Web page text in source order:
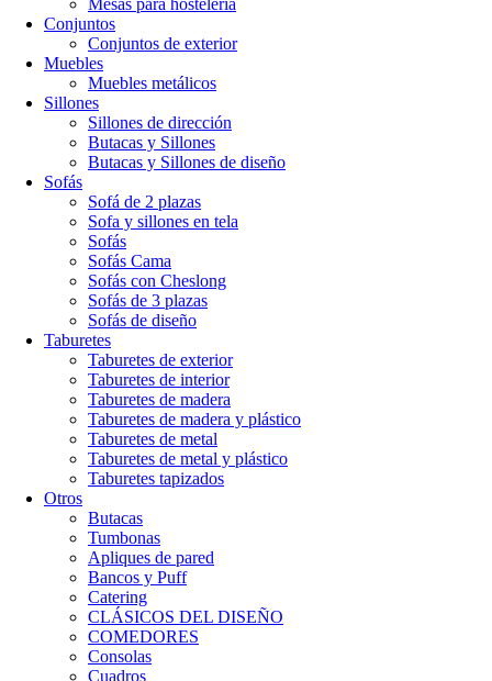
Mesas para hostelería
Conjuntos
Conjuntos de exterior
Muebles
Muebles metálicos
Sillones
Sillones de dirección
Butacas y Sillones
Butacas y Sillones de diseño
Sofás
Sofá de 2 plazas
Sofa y sillones en tela
Sofás
Sofás Cama
Sofás con Cheslong
Sofás de 3 plazas
Sofás de diseño
Taburetes
Taburetes de exterior
Taburetes de interior
Taburetes de madera
Taburetes de madera y plástico
Taburetes de metal
Taburetes de metal y plástico
Taburetes tapizados
Otros
Butacas
Tumbonas
Apliques de pared
Bancos y Puff
Catering
CLÁSICOS DEL DISEÑO
COMEDORES
Consolas
Cuadros